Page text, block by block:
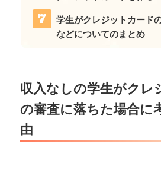
学生がクレジットカード
などについてのまとめ
収入なしの学生がクレ
の審査に落ちた場合に
由